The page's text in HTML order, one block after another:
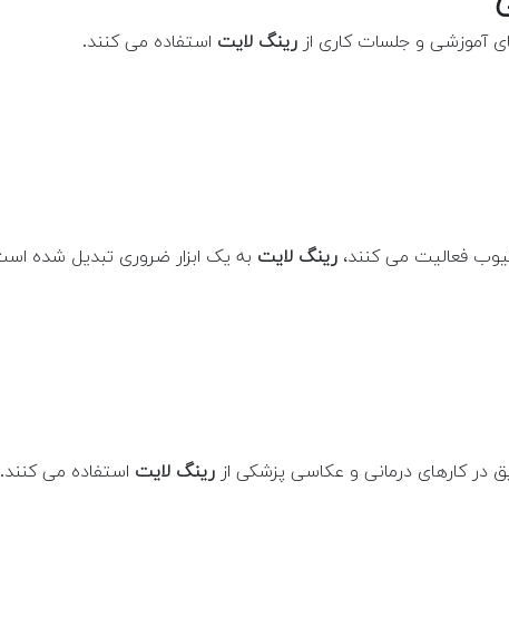
آموزشی و جلسات کاری از رینگ لایت استفاده می کنند.
فعالیت می کنند، رینگ لایت به یک ابزار ضروری تبدیل شده
کارهای درمانی و عکاسی پزشکی از رینگ لایت استفاده می کنند.